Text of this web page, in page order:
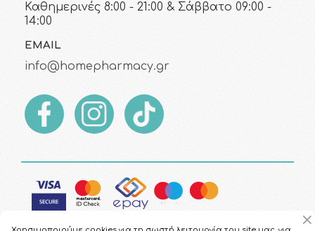
Καθημερινές 8:00 - 21:00 & Σάββατο 09:00 -
14:00
EMAIL
info@homepharmacy.gr